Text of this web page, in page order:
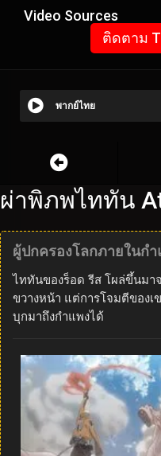
Video Sources
ติดตาม
พากย์ไทย
ผ่าพิภพไททัน
ผู้ปกครองโลกภายในกำ
ไททันของร็อด รีส โผล่ขึ้นมา
ขวางหน้า แต่การโจมตีของ
บุกมาถึงกำแพงได้